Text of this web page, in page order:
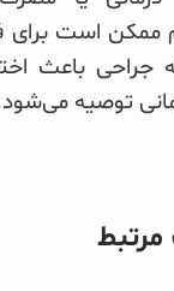
است برای
جراحی باعث
توصیه
مرتبط